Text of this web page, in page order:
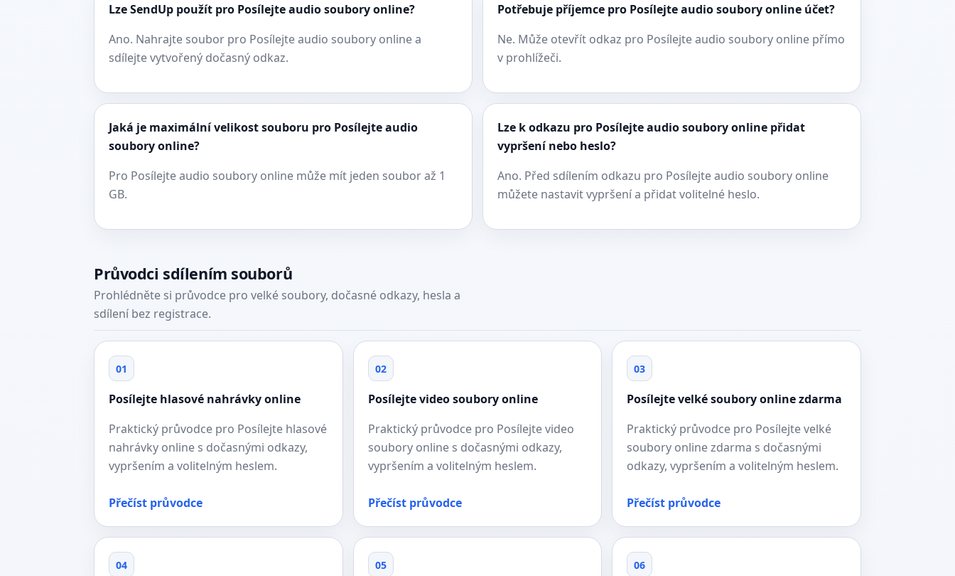
Lze SendUp použít pro Posílejte audio soubory online?
Ano. Nahrajte soubor pro Posílejte audio soubory online a
sdílejte vytvořený dočasný odkaz.
Potřebuje příjemce pro Posílejte audio soubory online účet?
Ne. Může otevřít odkaz pro Posílejte audio soubory online přímo
v prohlížeči.
Jaká je maximální velikost souboru pro Posílejte audio
soubory online?
Pro Posílejte audio soubory online může mít jeden soubor až 1
GB.
Lze k odkazu pro Posílejte audio soubory online přidat
vypršení nebo heslo?
Ano. Před sdílením odkazu pro Posílejte audio soubory online
můžete nastavit vypršení a přidat volitelné heslo.
Průvodci sdílením souborů
Prohlédněte si průvodce pro velké soubory, dočasné odkazy, hesla a
sdílení bez registrace.
01
Posílejte hlasové nahrávky online
Praktický průvodce pro Posílejte hlasové
nahrávky online s dočasnými odkazy,
vypršením a volitelným heslem.
Přečíst průvodce
02
Posílejte video soubory online
Praktický průvodce pro Posílejte video
soubory online s dočasnými odkazy,
vypršením a volitelným heslem.
Přečíst průvodce
03
Posílejte velké soubory online zdarma
Praktický průvodce pro Posílejte velké
soubory online zdarma s dočasnými
odkazy, vypršením a volitelným heslem.
Přečíst průvodce
04 05 06